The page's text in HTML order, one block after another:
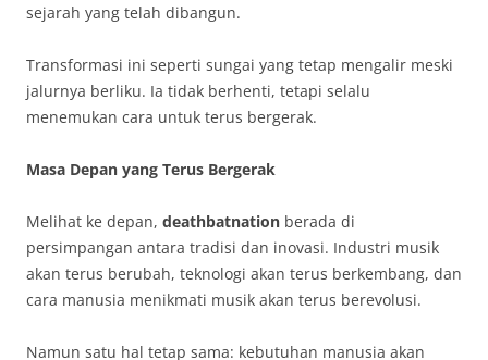
sejarah yang telah dibangun.
Transformasi ini seperti sungai yang tetap mengalir meski
jalurnya berliku. Ia tidak berhenti, tetapi selalu
menemukan cara untuk terus bergerak.
Masa Depan yang Terus Bergerak
Melihat ke depan, deathbatnation berada di
persimpangan antara tradisi dan inovasi. Industri musik
akan terus berubah, teknologi akan terus berkembang, dan
cara manusia menikmati musik akan terus berevolusi.
Namun satu hal tetap sama: kebutuhan manusia akan